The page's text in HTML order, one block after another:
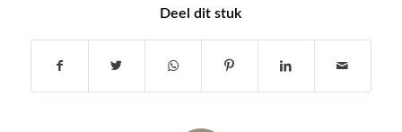
Deel dit stuk